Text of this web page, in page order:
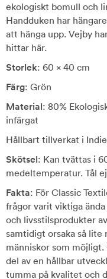
ekologiskt bomull och
Handduken har
att hänga upp. Vejby
hittar här.
Storlek: 60 x 40 cm
Färg: Grön
Material: 80%
infärgat
Hållbart tillverkat i
Skötsel: Kan tvättas i
medeltemperatur. Tål
Fakta: För Classic
frågor varit viktiga
och livsstilsprodukter
samtidigt orsaka så lite
människor som möjligt.
del av en hållbar
tumma på kvalitet och